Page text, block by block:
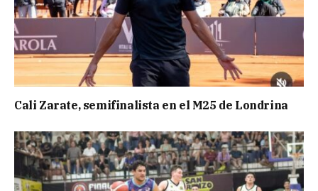
Cali Zarate, semifinalista en el M25 de Londrina